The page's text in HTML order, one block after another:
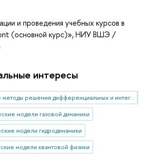
и проведения учебных курсов в
(основной курс)», НИУ ВШЭ /
интересы
27.41.19 Численные методы решения дифференциальных и интегральных уравнений
модели газовой динамики
модели гидродинамики
модели квантовой физики